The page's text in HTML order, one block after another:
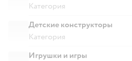
Категория
Детские конструкторы
Категория
Игрушки и игры